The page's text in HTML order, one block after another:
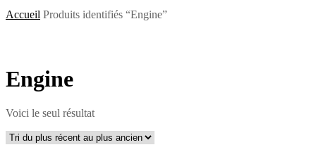
Accueil Produits identifiés “Engine”
Engine
Voici le seul résultat